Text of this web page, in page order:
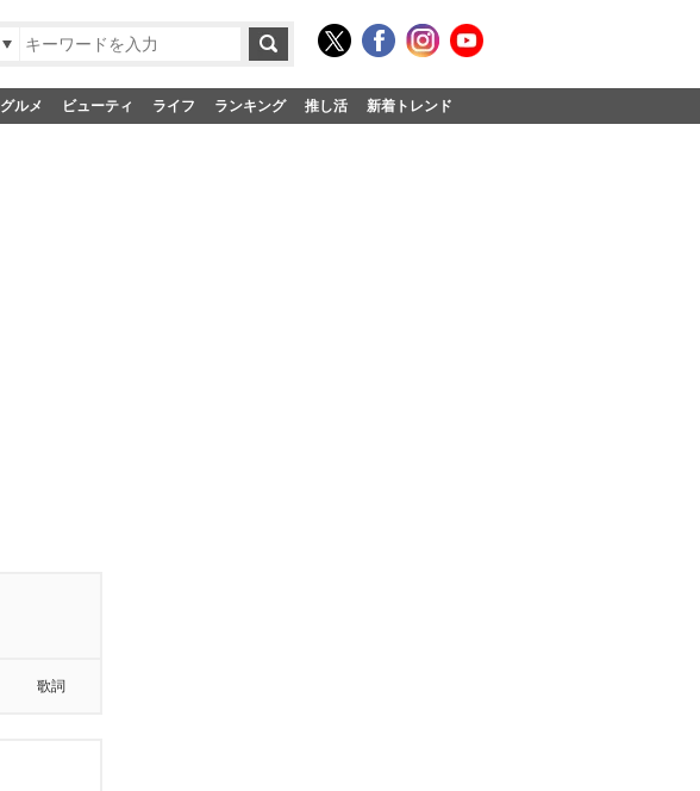
グルメ ビューティ ライフ ランキング 推し活 新着トレンド
歌詞